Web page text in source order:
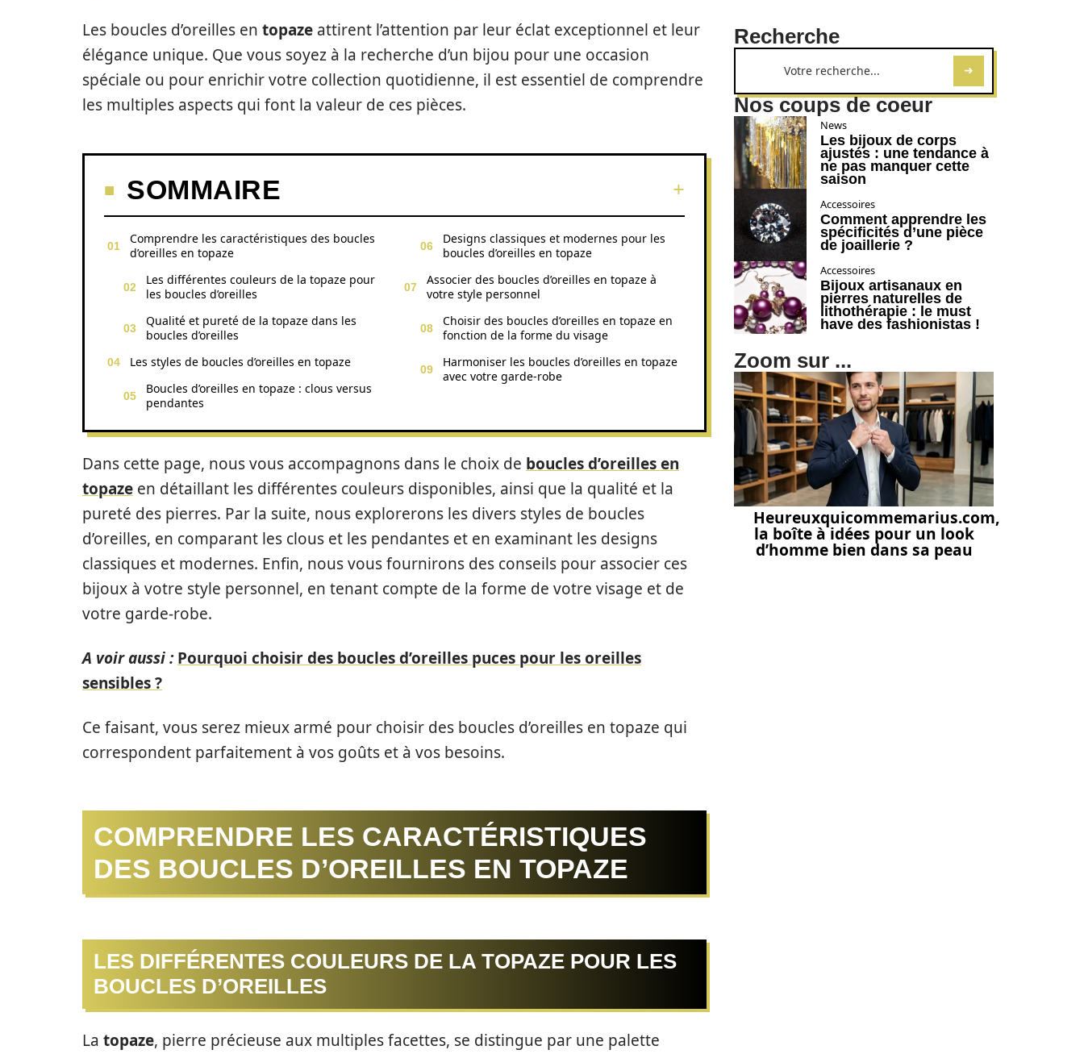
Les boucles d’oreilles en topaze attirent l’attention par leur éclat exceptionnel et leur
élégance unique. Que vous soyez à la recherche d’un bijou pour une occasion
spéciale ou pour enrichir votre collection quotidienne, il est essentiel de comprendre
les multiples aspects qui font la valeur de ces pièces.
SOMMAIRE
Comprendre les caractéristiques des boucles
d’oreilles en topaze
Les différentes couleurs de la topaze pour
les boucles d’oreilles
Qualité et pureté de la topaze dans les
boucles d’oreilles
Les styles de boucles d’oreilles en topaze
Boucles d’oreilles en topaze : clous versus
pendantes
Designs classiques et modernes pour les
boucles d’oreilles en topaze
Associer des boucles d’oreilles en topaze à
votre style personnel
Choisir des boucles d’oreilles en topaze en
fonction de la forme du visage
Harmoniser les boucles d’oreilles en topaze
avec votre garde-robe
Dans cette page, nous vous accompagnons dans le choix de boucles d’oreilles en
topaze en détaillant les différentes couleurs disponibles, ainsi que la qualité et la
pureté des pierres. Par la suite, nous explorerons les divers styles de boucles
d’oreilles, en comparant les clous et les pendantes et en examinant les designs
classiques et modernes. Enfin, nous vous fournirons des conseils pour associer ces
bijoux à votre style personnel, en tenant compte de la forme de votre visage et de
votre garde-robe.
A voir aussi : Pourquoi choisir des boucles d’oreilles puces pour les oreilles
sensibles ?
Ce faisant, vous serez mieux armé pour choisir des boucles d’oreilles en topaze qui
correspondent parfaitement à vos goûts et à vos besoins.
COMPRENDRE LES CARACTÉRISTIQUES
DES BOUCLES D’OREILLES EN TOPAZE
LES DIFFÉRENTES COULEURS DE LA TOPAZE POUR LES
BOUCLES D’OREILLES
La topaze, pierre précieuse aux multiples facettes, se distingue par une palette
Recherche
Nos coups de coeur
News
Les bijoux de corps
ajustés : une tendance à
ne pas manquer cette
saison
Accessoires
Comment apprendre les
spécificités d’une pièce
de joaillerie ?
Accessoires
Bijoux artisanaux en
pierres naturelles de
lithothérapie : le must
have des fashionistas !
Zoom sur ...
Heureuxquicommemarius.com,
la boîte à idées pour un look
d’homme bien dans sa peau